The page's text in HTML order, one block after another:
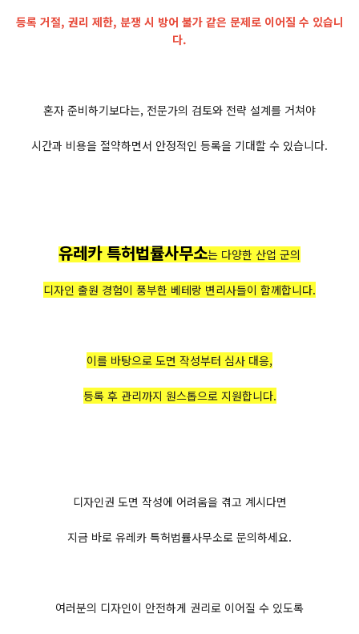
등록 거절, 권리 제한, 분쟁 시 방어 불가 같은 문제로 이어질 수 있습니
다.
혼자 준비하기보다는, 전문가의 검토와 전략 설계를 거쳐야
시간과 비용을 절약하면서 안정적인 등록을 기대할 수 있습니다.
유레카 특허법률사무소는 다양한 산업 군의
디자인 출원 경험이 풍부한 베테랑 변리사들이 함께합니다.
이를 바탕으로 도면 작성부터 심사 대응,
등록 후 관리까지 원스톱으로 지원합니다.
디자인권 도면 작성에 어려움을 겪고 계시다면
지금 바로 유레카 특허법률사무소로 문의하세요.
여러분의 디자인이 안전하게 권리로 이어질 수 있도록